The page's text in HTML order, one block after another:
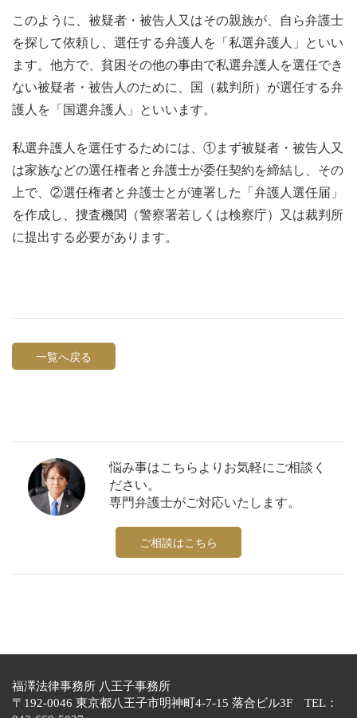
このように、被疑者・被告人又はその親族が、自ら弁護士
を探して依頼し、選任する弁護人を「私選弁護人」といい
ます。他方で、貧困その他の事由で私選弁護人を選任でき
ない被疑者・被告人のために、国（裁判所）が選任する弁
護人を「国選弁護人」といいます。
私選弁護人を選任するためには、①まず被疑者・被告人又
は家族などの選任権者と弁護士が委任契約を締結し、その
上で、②選任権者と弁護士とが連署した「弁護人選任届」
を作成し、捜査機関（警察署若しくは検察庁）又は裁判所
に提出する必要があります。
一覧へ戻る
悩み事はこちらよりお気軽にご相談く
ださい。
専門弁護士がご対応いたします。
ご相談はこちら
福澤法律事務所 八王子事務所
〒192-0046 東京都八王子市明神町4-7-15 落合ビル3F TEL：